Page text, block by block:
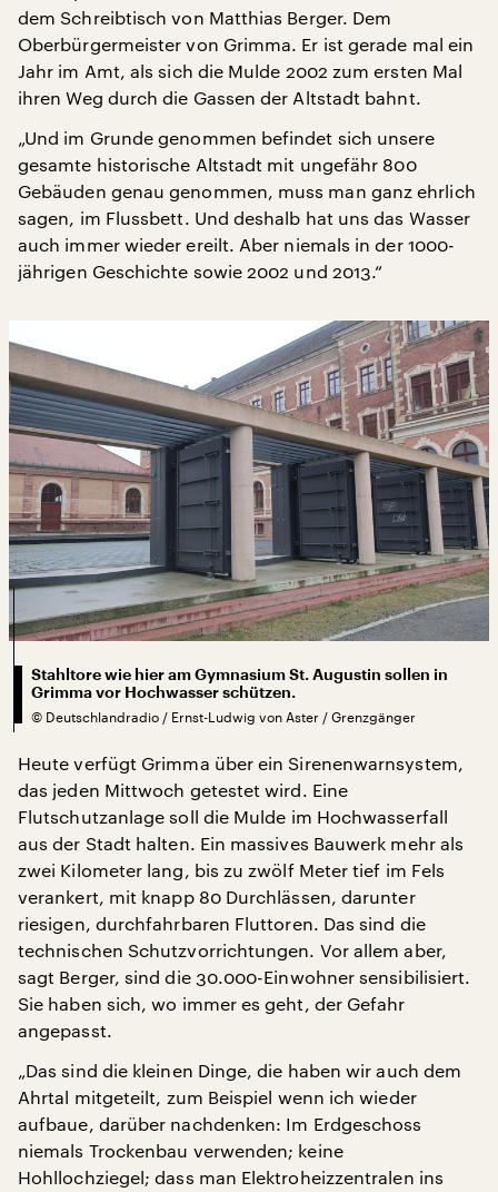
dem Schreibtisch von Matthias Berger. Dem
Oberbürgermeister von Grimma. Er ist gerade mal ein
Jahr im Amt, als sich die Mulde 2002 zum ersten Mal
ihren Weg durch die Gassen der Altstadt bahnt.
„Und im Grunde genommen befindet sich unsere
gesamte historische Altstadt mit ungefähr 800
Gebäuden genau genommen, muss man ganz ehrlich
sagen, im Flussbett. Und deshalb hat uns das Wasser
auch immer wieder ereilt. Aber niemals in der 1000-
jährigen Geschichte sowie 2002 und 2013.“
Stahltore wie hier am Gymnasium St. Augustin sollen in
Grimma vor Hochwasser schützen.
© Deutschlandradio / Ernst-Ludwig von Aster / Grenzgänger
Heute verfügt Grimma über ein Sirenenwarnsystem,
das jeden Mittwoch getestet wird. Eine
Flutschutzanlage soll die Mulde im Hochwasserfall
aus der Stadt halten. Ein massives Bauwerk mehr als
zwei Kilometer lang, bis zu zwölf Meter tief im Fels
verankert, mit knapp 80 Durchlässen, darunter
riesigen, durchfahrbaren Fluttoren. Das sind die
technischen Schutzvorrichtungen. Vor allem aber,
sagt Berger, sind die 30.000-Einwohner sensibilisiert.
Sie haben sich, wo immer es geht, der Gefahr
angepasst.
„Das sind die kleinen Dinge, die haben wir auch dem
Ahrtal mitgeteilt, zum Beispiel wenn ich wieder
aufbaue, darüber nachdenken: Im Erdgeschoss
niemals Trockenbau verwenden; keine
Hohllochziegel; dass man Elektroheizzentralen ins